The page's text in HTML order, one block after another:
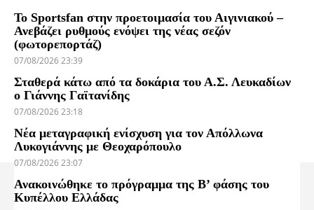
Το Sportsfan στην προετοιμασία του Αιγινιακού –
Ανεβάζει ρυθμούς ενόψει της νέας σεζόν
(φωτορεπορτάζ)
07/08/2026 23:39
Σταθερά κάτω από τα δοκάρια του Α.Σ. Λευκαδίων
ο Γιάννης Γαϊτανίδης
07/08/2026 23:18
Νέα μεταγραφική ενίσχυση για τον Απόλλωνα
Λυκογιάννης με Θεοχαρόπουλο
07/08/2026 23:07
Ανακοινώθηκε το πρόγραμμα της Β’ φάσης του
Κυπέλλου Ελλάδας